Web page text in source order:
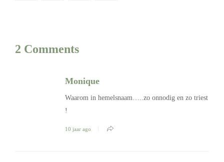
2 Comments
Monique
Waarom in hemelsnaam…..zo onnodig en zo triest
!
10 jaar ago